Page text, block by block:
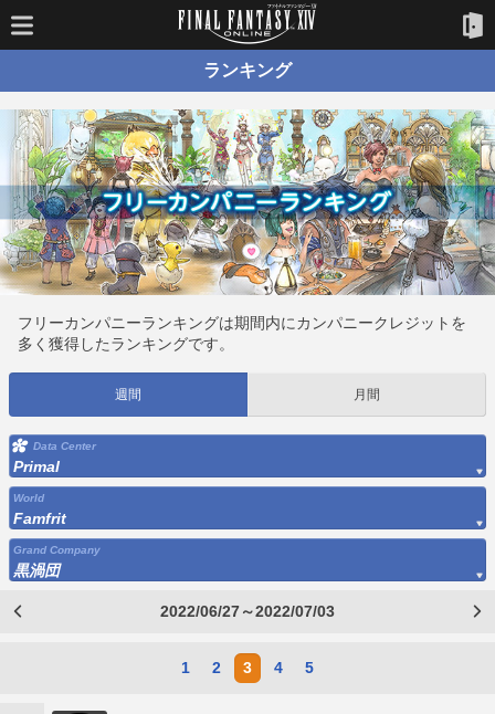
ランキング
フリーカンパニーランキングは期間内にカンパニークレジットを
多く獲得したランキングです。
週間 月間
Data Center
Primal
World
Famfrit
Grand Company
黒渦団
2022/06/27～2022/07/03
1 2 3 4 5